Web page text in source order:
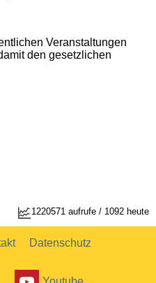
2
Veranstaltungen
den gesetzlichen
1220571 aufrufe / 1092 heute
Datenschutz